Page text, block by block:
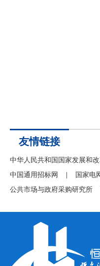
友情链接
中华人民共和国国家发展和
中国通用招标网
国家电
公共市场与政府采购研究所